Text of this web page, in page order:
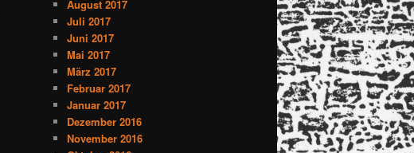
August 2017
Juli 2017
Juni 2017
Mai 2017
März 2017
Februar 2017
Januar 2017
Dezember 2016
November 2016